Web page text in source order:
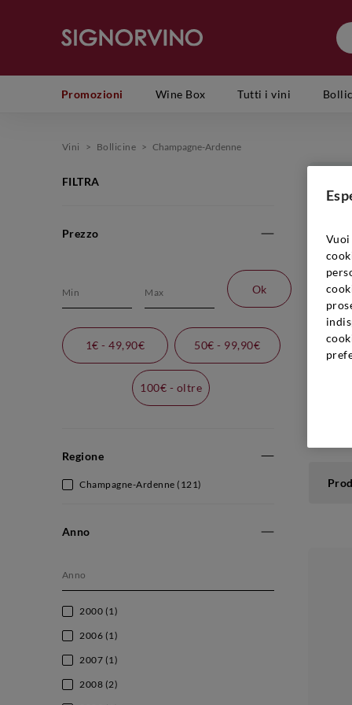
Promozioni Wine Box Tutti i vini
Vini > Bollicine > Champagne-Ardenne
FILTRA
Prezzo
Ok
1€ - 49,90€ 50€ - 99,90€
100€ - oltre
Regione
Champagne-Ardenne (121)
Anno
2000 (1)
2006 (1)
2007 (1)
2008 (2)
di
di
Vuoi